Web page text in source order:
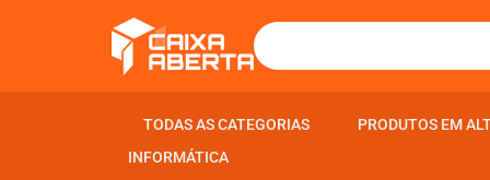
TODAS AS CATEGORIAS PRODUTOS EM
INFORMÁTICA
TODAS AS CATEGORIAS PRODUTOS EM
INFORMÁTICA